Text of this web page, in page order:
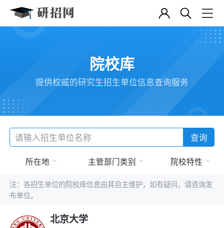
院校库
提供权威的研究生招生单位信息查询服务
查询
所在地 主管部门类别 院校特性
注：各招生单位的院校库信息由其自主维护，如有疑问，请咨询发
布单位。
北京大学